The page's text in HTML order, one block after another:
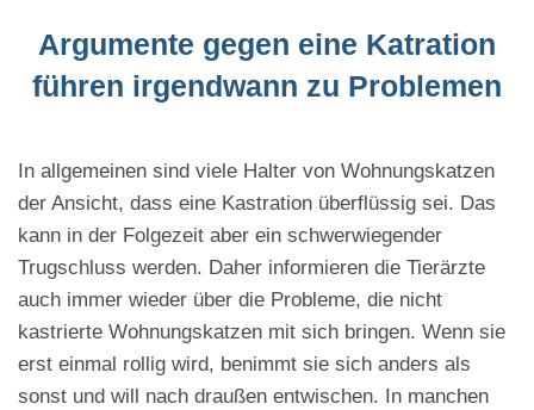
Argumente gegen eine Katration
führen irgendwann zu Problemen
In allgemeinen sind viele Halter von Wohnungskatzen
der Ansicht, dass eine Kastration überflüssig sei. Das
kann in der Folgezeit aber ein schwerwiegender
Trugschluss werden. Daher informieren die Tierärzte
auch immer wieder über die Probleme, die nicht
kastrierte Wohnungskatzen mit sich bringen. Wenn sie
erst einmal rollig wird, benimmt sie sich anders als
sonst und will nach draußen entwischen. In manchen